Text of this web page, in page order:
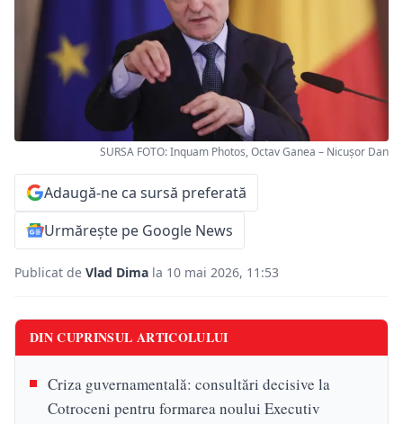
SURSA FOTO: Inquam Photos, Octav Ganea – Nicușor Dan
Adaugă-ne ca sursă preferată
Urmărește pe Google News
Publicat de Vlad Dima la 10 mai 2026, 11:53
DIN CUPRINSUL ARTICOLULUI
Criza guvernamentală: consultări decisive la
Cotroceni pentru formarea noului Executiv